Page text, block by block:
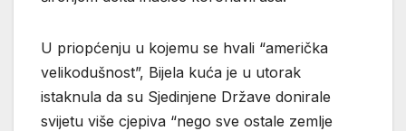
U priopćenju u kojemu se hvali “američka
velikodušnost”, Bijela kuća je u utorak
istaknula da su Sjedinjene Države donirale
svijetu više cjepiva “nego sve ostale zemlje